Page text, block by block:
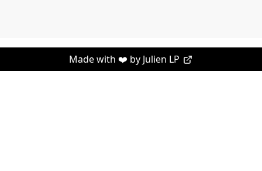
Made with ❤️ by Julien LP